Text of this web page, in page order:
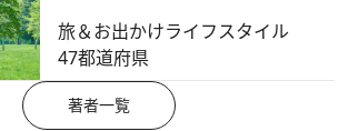
旅＆お出かけライフスタイル
47都道府県
著者一覧